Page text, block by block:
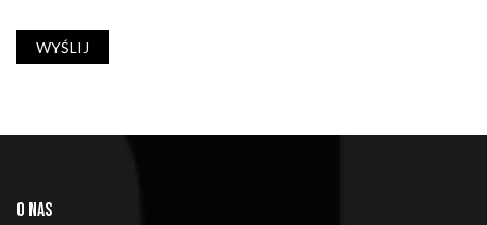
O NAS